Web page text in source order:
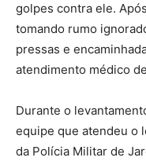
golpes contra ele.
tomando rumo
pressas e
atendimento médico
Durante o
equipe que atendeu o
da Polícia Militar de